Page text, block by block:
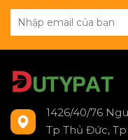
1426/40/76
Tp Thủ Đức,